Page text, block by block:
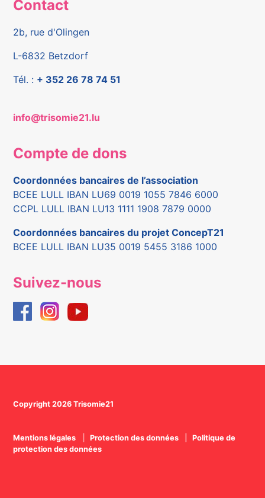
Contact
2b, rue d'Olingen
L-6832 Betzdorf
Tél. : + 352 26 78 74 51
info@trisomie21.lu
Compte de dons
Coordonnées bancaires de l’association
BCEE LULL IBAN LU69 0019 1055 7846 6000
CCPL LULL IBAN LU13 1111 1908 7879 0000
Coordonnées bancaires du projet ConcepT21
BCEE LULL IBAN LU35 0019 5455 3186 1000
Suivez-nous
Copyright 2026 Trisomie21
Mentions légales Protection des données
Politique de
protection des données